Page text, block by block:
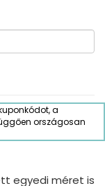
a
országosan
egyedi méret is